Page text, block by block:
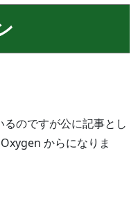
のですが公に記事とし
からになりま